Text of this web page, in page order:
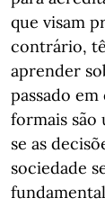
que visam
contrário,
aprender
passado
formais são
se as
sociedade